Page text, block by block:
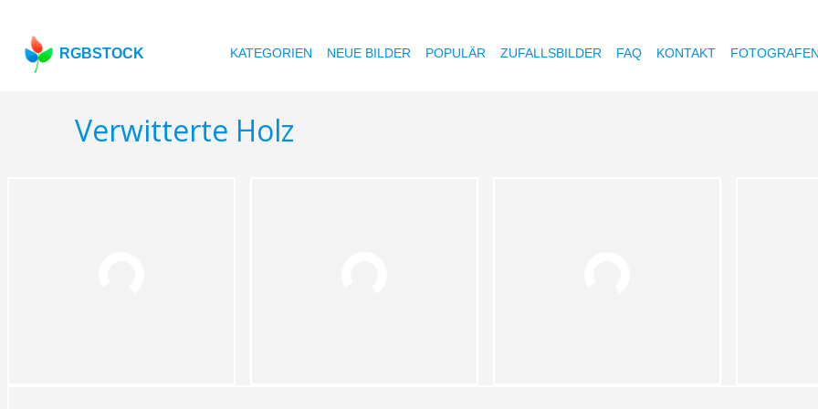
RGBSTOCK KATEGORIEN NEUE BILDER POPULÄR ZUFALLSBILDER FAQ KONTAKT
Verwitterte Holz